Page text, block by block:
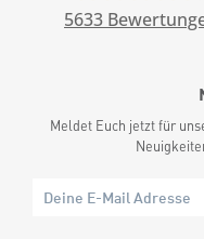
5633
Meldet Euch jetzt für